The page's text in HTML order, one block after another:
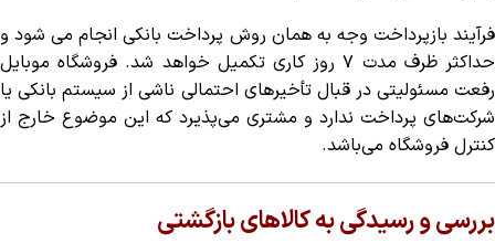
فرآیند بازپرداخت وجه به همان روش پرداخت بانکی انجام می شود و
حداکثر ظرف مدت ۷ روز کاری تکمیل خواهد شد. فروشگاه موبایل
رفعت مسئولیتی در قبال تأخیرهای احتمالی ناشی از سیستم بانکی یا
شرکت‌های پرداخت ندارد و مشتری می‌پذیرد که این موضوع خارج از
کنترل فروشگاه می‌باشد.
بررسی و رسیدگی به کالاهای بازگشتی